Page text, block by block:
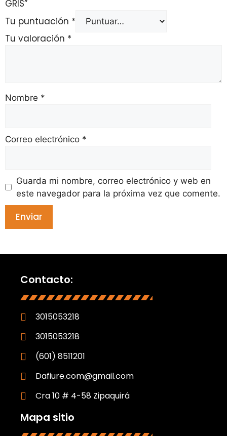
GRIS”
Tu puntuación *
Tu valoración *
Nombre *
Correo electrónico *
Guarda mi nombre, correo electrónico y web en
este navegador para la próxima vez que comente.
Contacto:
3015053218
3015053218
(601) 8511201
Dafiure.com@gmail.com
Cra 10 # 4-58 Zipaquirá
Mapa sitio